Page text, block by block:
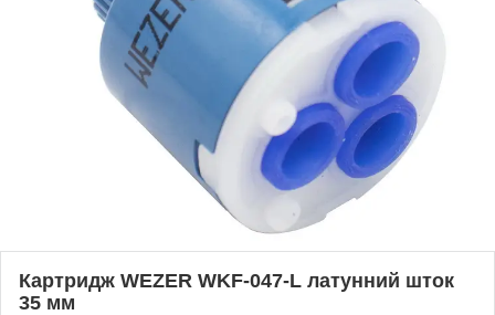
Картридж WEZER WKF-047-L латунний шток
35 мм